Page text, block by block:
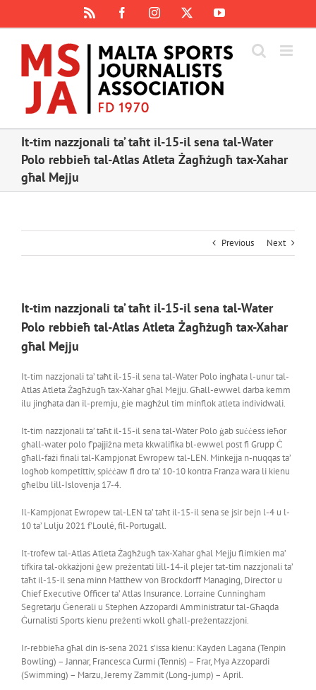
content
FacebookInstagram YouTube
It-tim nazzjonali ta’ taħt il-15-il sena tal-Water
Polo rebbieħ tal-Atlas Atleta Żagħżugħ tax-Xahar
għal Mejju
Previous Next
It-tim nazzjonali ta’ taħt il-15-il sena tal-Water
Polo rebbieħ tal-Atlas Atleta Żagħżugħ tax-Xahar
għal Mejju
It-tim nazzjonali ta’ taħt il-15-il sena tal-Water Polo ingħata l-unur tal-
Atlas Atleta Żagħżugħ tax-Xahar għal Mejju. Għall-ewwel darba kemm
ilu jingħata dan il-premju, ġie magħżul tim minflok atleta individwali.
It-tim nazzjonali ta’ taħt il-15-il sena tal-Water Polo ġab suċċess ieħor
għall-water polo f’pajjiżna meta kkwalifika bl-ewwel post fi Grupp Ċ
għall-fażi finali tal-Kampjonat Ewropew tal-LEN. Minkejja n-nuqqas ta’
logħob kompetittiv, spiċċaw fi dro ta’ 10-10 kontra Franza wara li kienu
għelbu lill-Islovenja 17-4.
Il-Kampjonat Ewropew tal-LEN ta’ taħt il-15-il sena se jsir bejn l-4 u l-
10 ta’ Lulju 2021 f’Loulé, fil-Portugall.
It-trofew tal-Atlas Atleta Żagħżugħ tax-Xahar għal Mejju flimkien ma’
tifkira tal-okkażjoni ġew preżentati lill-14-il plejer tat-tim nazzjonali ta’
taħt il-15-il sena minn Matthew von Brockdorff Managing, Director u
Chief Executive Officer ta’ Atlas Insurance. Lorraine Cunningham
Segretarju Ġenerali u Stephen Azzopardi Amministratur tal-Għaqda
Ġurnalisti Sports kienu preżenti wkoll għall-preżentazzjoni.
Ir-rebbieħa għal din is-sena 2021 s’issa kienu: Kayden Lagana (Tenpin
Bowling) – Jannar, Francesca Curmi (Tennis) – Frar, Mya Azzopardi
(Swimming) – Marzu, Jeremy Zammit (Long-jump) – April.